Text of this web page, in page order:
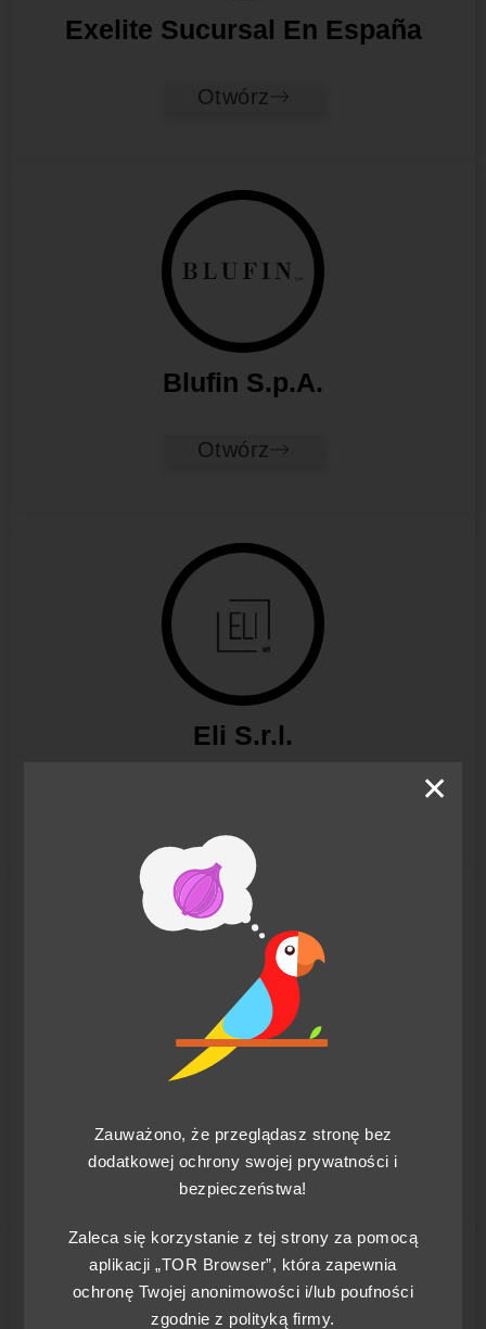
Exelite Sucursal En España
Otwórz
Blufin S.p.A.
Otwórz
Eli S.r.l.
Liu Jo Uomo S.r.l.
Otwórz
✕
Zauważono, że przeglądasz stronę bez
dodatkowej ochrony swojej prywatności i
bezpieczeństwa!
Zaleca się korzystanie z tej strony za pomocą
aplikacji „TOR Browser”, która zapewnia
ochronę Twojej anonimowości i/lub poufności
zgodnie z polityką firmy.